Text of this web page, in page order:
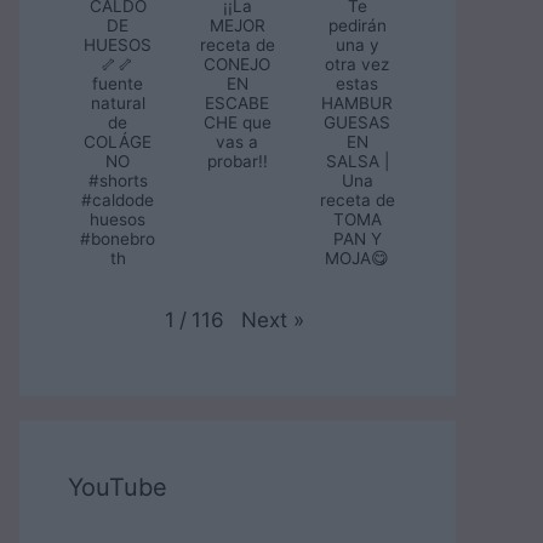
CALDO
DE
HUESOS
🦴🦴
fuente
natural
de
COLÁGE
NO
#shorts
#caldode
huesos
#bonebro
th
¡¡La
MEJOR
receta de
CONEJO
EN
ESCABE
CHE que
vas a
probar!!
Te
pedirán
una y
otra vez
estas
HAMBUR
GUESAS
EN
SALSA |
Una
receta de
TOMA
PAN Y
MOJA😋
1 / 116 Next »
YouTube